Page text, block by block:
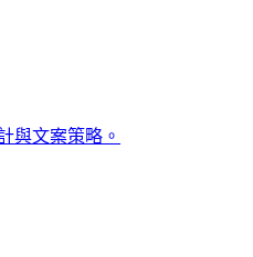
與文案策略。